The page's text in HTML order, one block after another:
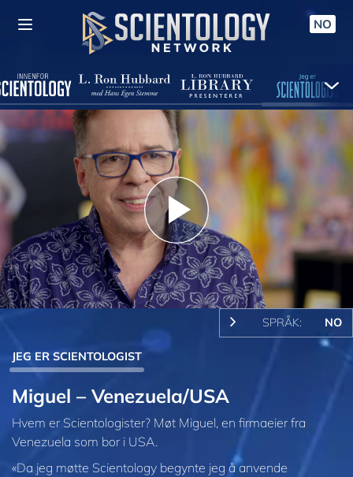
NO
Play
Video
SPRÅK: NO
JEG ER SCIENTOLOGIST
Miguel – Venezuela/USA
Hvem er Scientologister? Møt Miguel, en firmaeier fra
Venezuela som bor i USA.
«Da jeg møtte Scientology begynte jeg å anvende